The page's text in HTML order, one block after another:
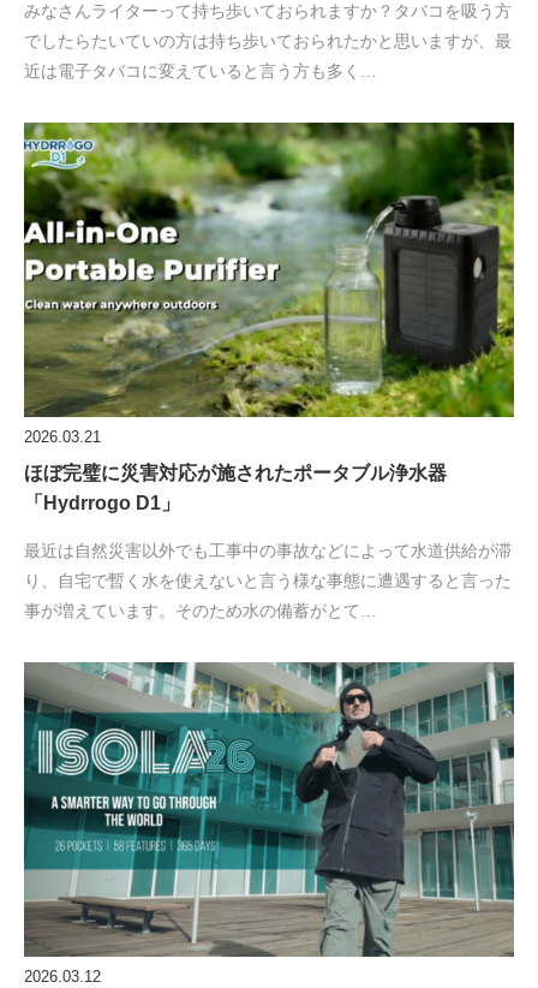
みなさんライターって持ち歩いておられますか？タバコを吸う方
でしたらたいていの方は持ち歩いておられたかと思いますが、最
近は電子タバコに変えていると言う方も多く…
2026.03.21
ほぼ完璧に災害対応が施されたポータブル浄水器
「Hydrrogo D1」
最近は自然災害以外でも工事中の事故などによって水道供給が滞
り、自宅で暫く水を使えないと言う様な事態に遭遇すると言った
事が増えています。そのため水の備蓄がとて…
2026.03.12